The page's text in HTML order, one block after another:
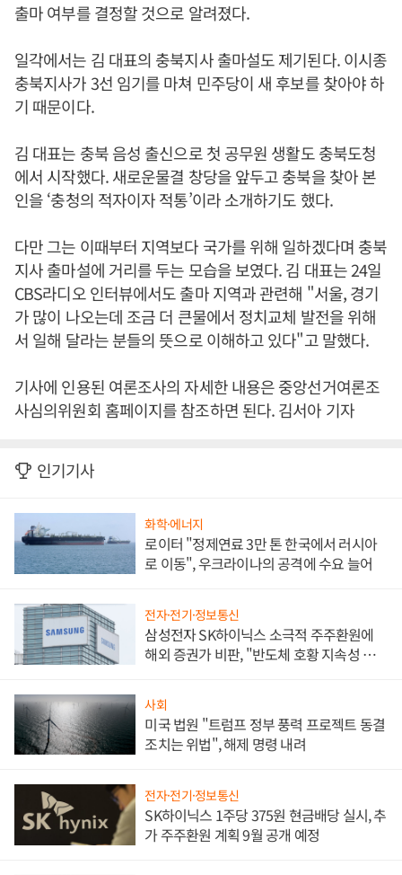
출마 여부를 결정할 것으로 알려졌다.
일각에서는 김 대표의 충북지사 출마설도 제기된다. 이시종
충북지사가 3선 임기를 마쳐 민주당이 새 후보를 찾아야 하
기 때문이다.
김 대표는 충북 음성 출신으로 첫 공무원 생활도 충북도청
에서 시작했다. 새로운물결 창당을 앞두고 충북을 찾아 본
인을 ‘충청의 적자이자 적통’이라 소개하기도 했다.
다만 그는 이때부터 지역보다 국가를 위해 일하겠다며 충북
지사 출마설에 거리를 두는 모습을 보였다. 김 대표는 24일
CBS라디오 인터뷰에서도 출마 지역과 관련해 "서울, 경기
가 많이 나오는데 조금 더 큰물에서 정치교체 발전을 위해
서 일해 달라는 분들의 뜻으로 이해하고 있다"고 말했다.
기사에 인용된 여론조사의 자세한 내용은 중앙선거여론조
사심의위원회 홈페이지를 참조하면 된다. 김서아 기자
인기기사
화학·에너지
로이터 "정제연료 3만 톤 한국에서 러시아
로 이동", 우크라이나의 공격에 수요 늘어
전자·전기·정보통신
삼성전자 SK하이닉스 소극적 주주환원에
해외 증권가 비판, "반도체 호황 지속성 의
사회
미국 법원 "트럼프 정부 풍력 프로젝트 동결
조치는 위법", 해제 명령 내려
전자·전기·정보통신
SK하이닉스 1주당 375원 현금배당 실시, 추
가 주주환원 계획 9월 공개 예정